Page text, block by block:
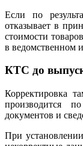
Если по
отказывает в
стоимости
в ведомственном
КТС до
Корректировка
производится
документов и
При